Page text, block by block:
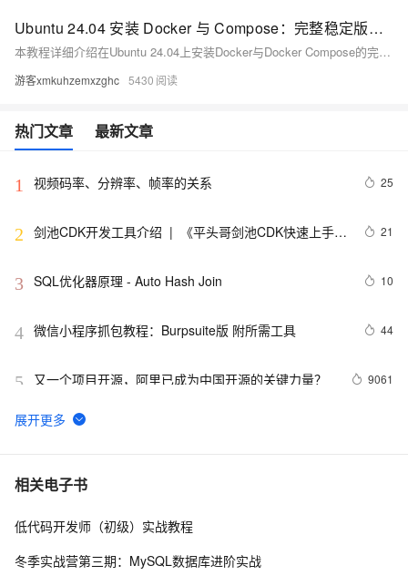
Ubuntu 24.04 安装 Docker 与 Compose：完整稳定版教程（小白必看）
本教程详细介绍在Ubuntu 24.04上安装Docker与Docker Compose的完整步骤，适合新手操作。涵盖环境准备、软件安装、验证及常见问题解决，助你快速掌握容器化部署技能，提升开发效率。
游客xmkuhzemxzghc 5430
热门文章 最新文章
1 视频码率、分辨率、帧率的关系 25
2 剑池CDK开发工具介绍  |  《平头哥剑池CDK快速上手指
21
3 SQL优化器原理 - Auto Hash Join 10
4 微信小程序抓包教程：Burpsuite版 附所需工具 44
5 又一个项目开源，阿里已成为中国开源的关键力量？ 9061
6 tailwindcss使用教程
7 我的博客即将入驻“云栖社区”，诚邀技术同仁一同入
8 思科路由器的密码恢复
相关电子书
低代码开发师（初级）实战教程
冬季实战营第三期：MySQL数据库进阶实战